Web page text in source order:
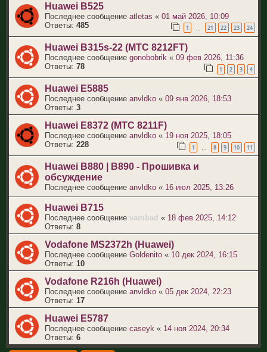
Huawei B525
Последнее сообщение atletas « 01 май 2026, 10:09
Ответы: 485 1 21 22 23 24
Huawei B315s-22 (МТС 8212FT)
Последнее сообщение gonobobrik « 09 фев 2026, 11:36
Ответы: 78 1 2 3 4
Huawei E5885
Последнее сообщение anvldko « 09 янв 2026, 18:53
Ответы: 3
Huawei E8372 (МТС 8211F)
Последнее сообщение anvldko « 19 ноя 2025, 18:05
Ответы: 228 1 … 8 9 10 11
Huawei B880 | B890 - Прошивка и
обсуждение
Последнее сообщение anvldko « 16 июл 2025, 13:26
Huawei B715
Последнее сообщение vambad « 18 фев 2025, 14:12
Ответы: 8
Vodafone MS2372h (Huawei)
Последнее сообщение Goldenito « 10 дек 2024, 16:15
Ответы: 10
Vodafone R216h (Huawei)
Последнее сообщение anvldko « 05 дек 2024, 22:23
Ответы: 17
Huawei E5787
Последнее сообщение caseyk « 14 ноя 2024, 20:34
Ответы: 6